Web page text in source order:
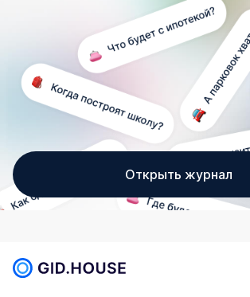
Открыть журнал